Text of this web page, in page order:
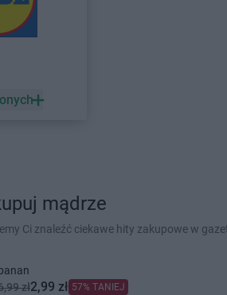
mądrze
Ci znaleźć ciekawe hity zakupowe w
banan
zł2,99 zł 57% TANIEJ